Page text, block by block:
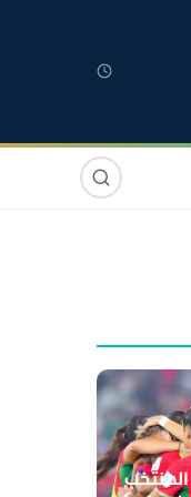
صوت وصورة
إفريقيا للسيدات –2026 : المنتخب